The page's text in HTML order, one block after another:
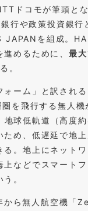
ドコモが筆頭と
行や政策投資銀行
JAPANを組成。
進めるために、最
。
ォーム」と訳され
を飛行する無人機
球低軌道（高度
め、低遅延で地
る。地上にネット
上などでスマート
。
ら無人航空機「